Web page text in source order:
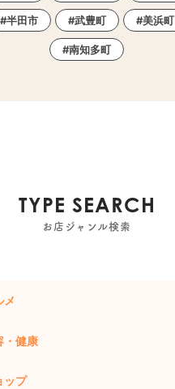
半田市 武豊町 美浜町
南知多町
TYPE SEARCH
お店ジャンル検索
メ
・健康
ップ